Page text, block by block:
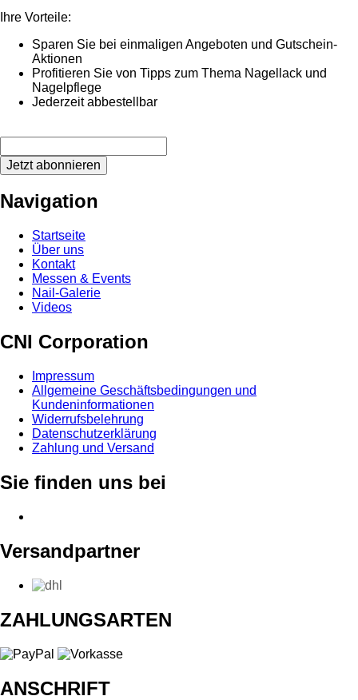
Ihre Vorteile:
Sparen Sie bei einmaligen Angeboten und Gutschein-
Aktionen
Profitieren Sie von Tipps zum Thema Nagellack und
Nagelpflege
Jederzeit abbestellbar
Jetzt abonnieren
Navigation
Startseite
Über uns
Kontakt
Messen & Events
Nail-Galerie
Videos
CNI Corporation
Impressum
Allgemeine Geschäftsbedingungen und
Kundeninformationen
Widerrufsbelehrung
Datenschutzerklärung
Zahlung und Versand
Sie finden uns bei
Versandpartner
ZAHLUNGSARTEN
ANSCHRIFT